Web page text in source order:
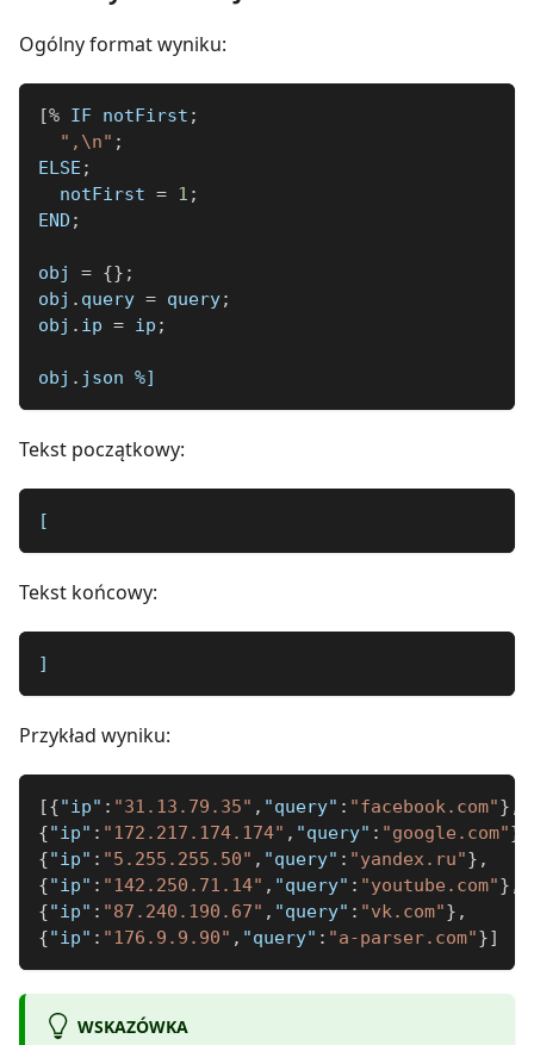
Ogólny format wyniku:
[% IF notFirst ;
",\n" ;
ELSE ;
  notFirst
= 1 ;
END ;
obj = {} ;
obj . query = query;
obj . ip = ip ;
obj . json %]
Tekst początkowy:
[
Tekst końcowy:
]
Przykład wyniku:
[{"ip" : "31.13.79.35" , "query" : "facebook.com"} ,
{"ip" : "172.217.174.174" , "query" : "google.com"}
{"ip" : "5.255.255.50" , "query" : "yandex.ru"} ,
{"ip" : "142.250.71.14" , "query" : "youtube.com"} ,
{"ip" : "87.240.190.67" , "query" : "vk.com"} ,
{"ip" : "176.9.9.90" , "query" : "a-parser.com"}]
WSKAZÓWKA